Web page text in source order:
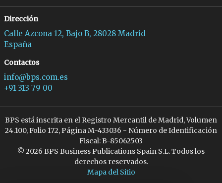
Dirección
Calle Azcona 12, Bajo B, 28028 Madrid
España
Contactos
info@bps.com.es
+91 313 79 00
BPS está inscrita en el Registro Mercantil de Madrid, Volumen
24.100, Folio 172, Página M-433036 - Número de Identificación
Fiscal: B-85062503
© 2026 BPS Business Publications Spain S.L. Todos los
derechos reservados.
Mapa del Sitio